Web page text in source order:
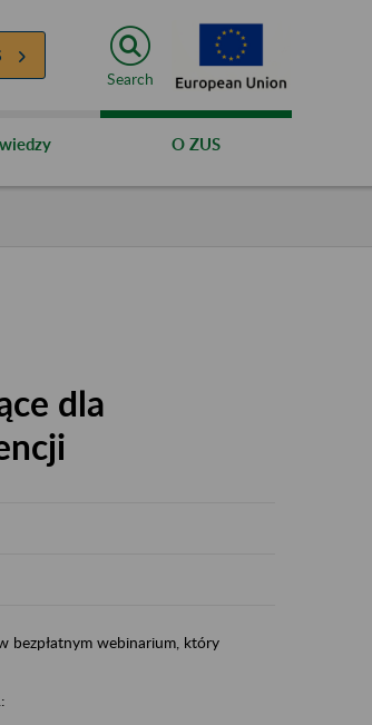
Search
O ZUS
dla
bezpłatnym webinarium, który